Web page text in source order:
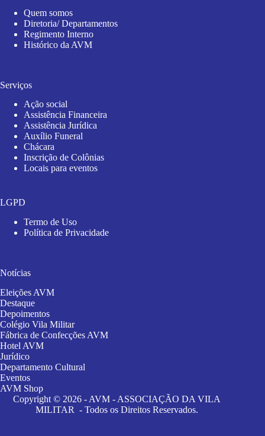
Quem somos
Diretoria/ Departamentos
Regimento Interno
Histórico da AVM
Serviços
Ação social
Assistência Financeira
Assistência Jurídica
Auxílio Funeral
Chácara
Inscrição de Colônias
Locais para eventos
LGPD
Termo de Uso
Política de Privacidade
Notícias
Eleições AVM
Destaque
Depoimentos
Colégio Vila Militar
Fábrica de Confecções AVM
Hotel AVM
Jurídico
Departamento Cultural
Eventos
AVM Shop
Copyright © 2026 - AVM - ASSOCIAÇÃO DA VILA
MILITAR - Todos os Direitos Reservados.